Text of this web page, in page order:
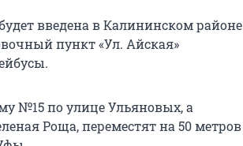
введена в Калининском районе
пункт «Ул. Айская»
№15 по улице Ульяновых, а
Роща, переместят на 50 метров